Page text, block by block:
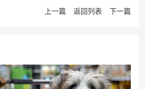
上一篇 返回列表 下一篇